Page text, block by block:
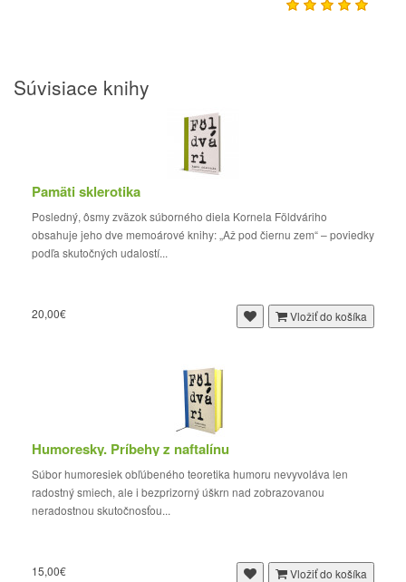
Súvisiace knihy
Pamäti sklerotika
Posledný, ôsmy zväzok súborného diela Kornela Földváriho
obsahuje jeho dve memoárové knihy: „Až pod čiernu zem“ – poviedky
podľa skutočných udalostí...
20,00€ Vložiť do košíka
Humoresky. Príbehy z naftalínu
Súbor humoresiek obľúbeného teoretika humoru nevyvoláva len
radostný smiech, ale i bezprizorný úškrn nad zobrazovanou
neradostnou skutočnosťou...
15,00€ Vložiť do košíka